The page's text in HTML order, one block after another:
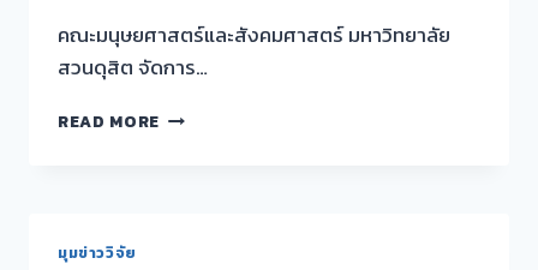
คณะมนุษยศาสตร์และสังคมศาสตร์ มหาวิทยาลัย
สวนดุสิต จัดการ…
READ MORE การ
มุมข่าววิจัย